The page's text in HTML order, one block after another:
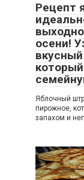
Рецепт
осени!
Яблочный
пирожное,
запахом и